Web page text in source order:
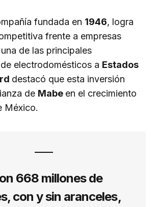
fundada en 1946, logra
frente a empresas
de las principales
electrodomésticos a Estados
destacó que esta inversión
de Mabe en el crecimiento
México.
668 millones de
con y sin aranceles,